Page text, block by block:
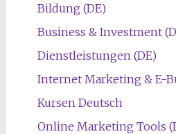
Bildung (DE)
Business & Investment
Dienstleistungen (DE)
Internet Marketing & E-
Kursen Deutsch
Online Marketing Tools